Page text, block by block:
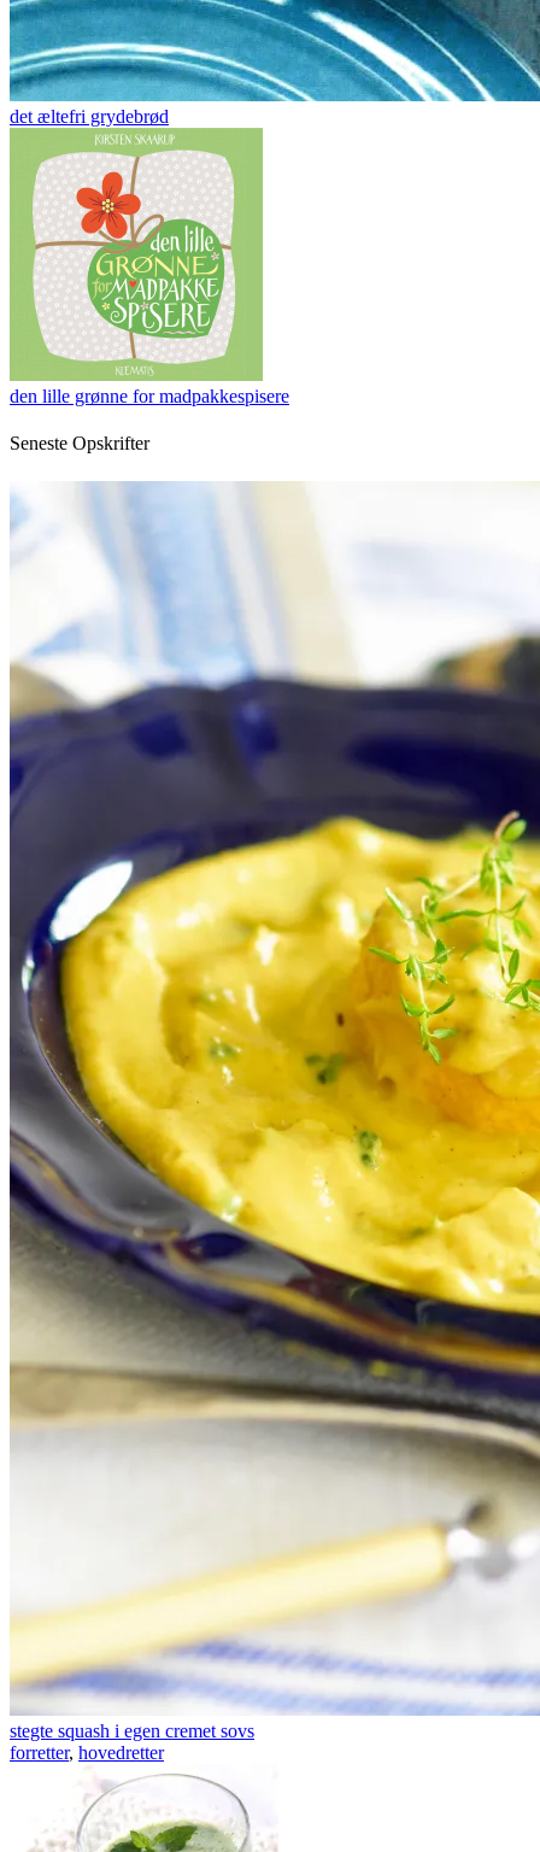
det æltefri grydebrød
den lille grønne for madpakkespisere
Seneste Opskrifter
stegte squash i egen cremet sovs
forretter, hovedretter